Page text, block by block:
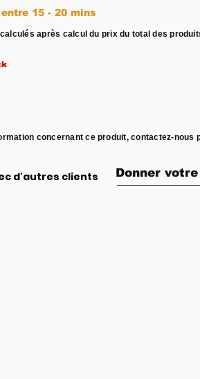
Livraison rapide entre 15 - 20 mins
après calcul du prix du total des
concernant ce produit, contactez-nous
d'autres clients Donner